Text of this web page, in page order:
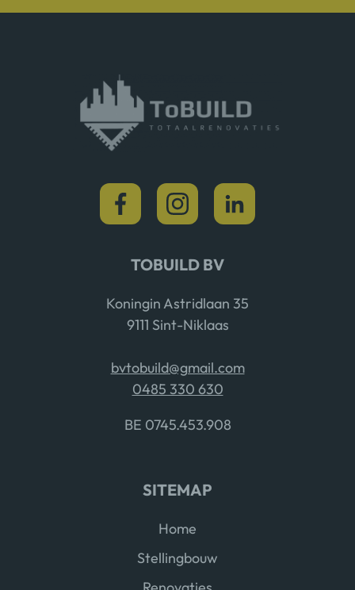
TOBUILD BV
Koningin Astridlaan 35
9111 Sint-Niklaas
bvtobuild@gmail.com
0485 330 630
BE 0745.453.908
SITEMAP
Home
Stellingbouw